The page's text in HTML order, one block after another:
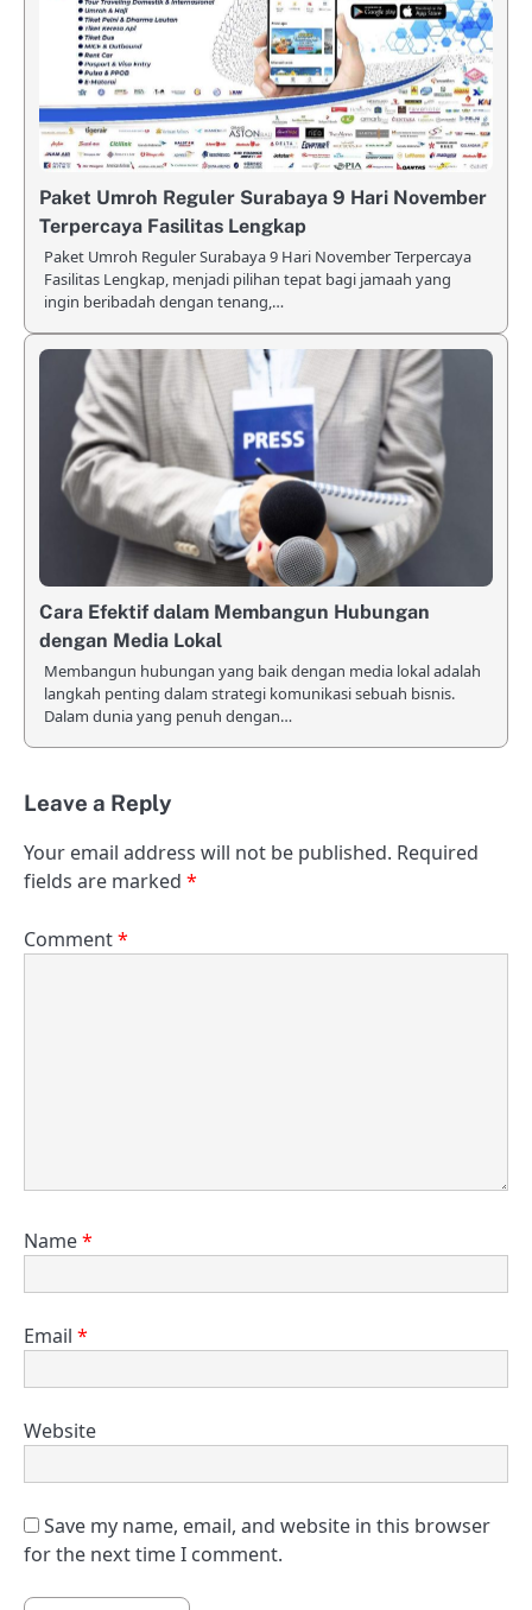
Paket Umroh Reguler Surabaya 9 Hari November
Terpercaya Fasilitas Lengkap
Paket Umroh Reguler Surabaya 9 Hari November Terpercaya
Fasilitas Lengkap, menjadi pilihan tepat bagi jamaah yang
ingin beribadah dengan tenang,…
Cara Efektif dalam Membangun Hubungan
dengan Media Lokal
Membangun hubungan yang baik dengan media lokal adalah
langkah penting dalam strategi komunikasi sebuah bisnis.
Dalam dunia yang penuh dengan…
Leave a Reply
Your email address will not be published. Required
fields are marked *
Comment*
Name*
Email *
Website
Save my name, email, and website in this browser
for the next time I comment.